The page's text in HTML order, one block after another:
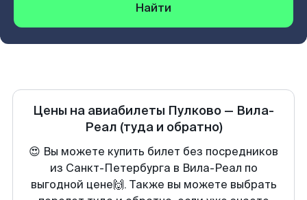
Найти
Цены на авиабилеты Пулково — Вила-
Реал (туда и обратно)
😍 Вы можете купить билет без посредников
из Санкт-Петербурга в Вила-Реал по
выгодной цене🙌. Также вы можете выбрать